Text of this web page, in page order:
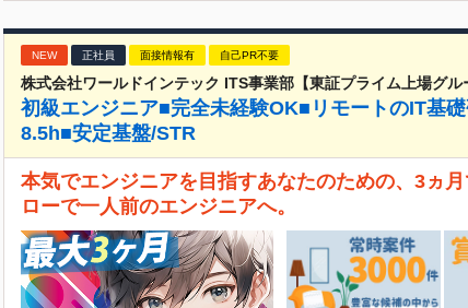
NEW 正社員 面接情報有 自己PR不要
株式会社ワールドインテック ITS事業部【東証プライム上場グル
初級エンジニア■完全未経験OK■リモートのIT基
8.5h■安定基盤/STR
本気でエンジニアを目指すあなたのための、3ヵ
ローで一人前のエンジニアへ。